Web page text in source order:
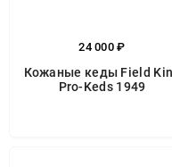
24 000 ₽
Кожаные кеды Field
Pro-Keds 1949